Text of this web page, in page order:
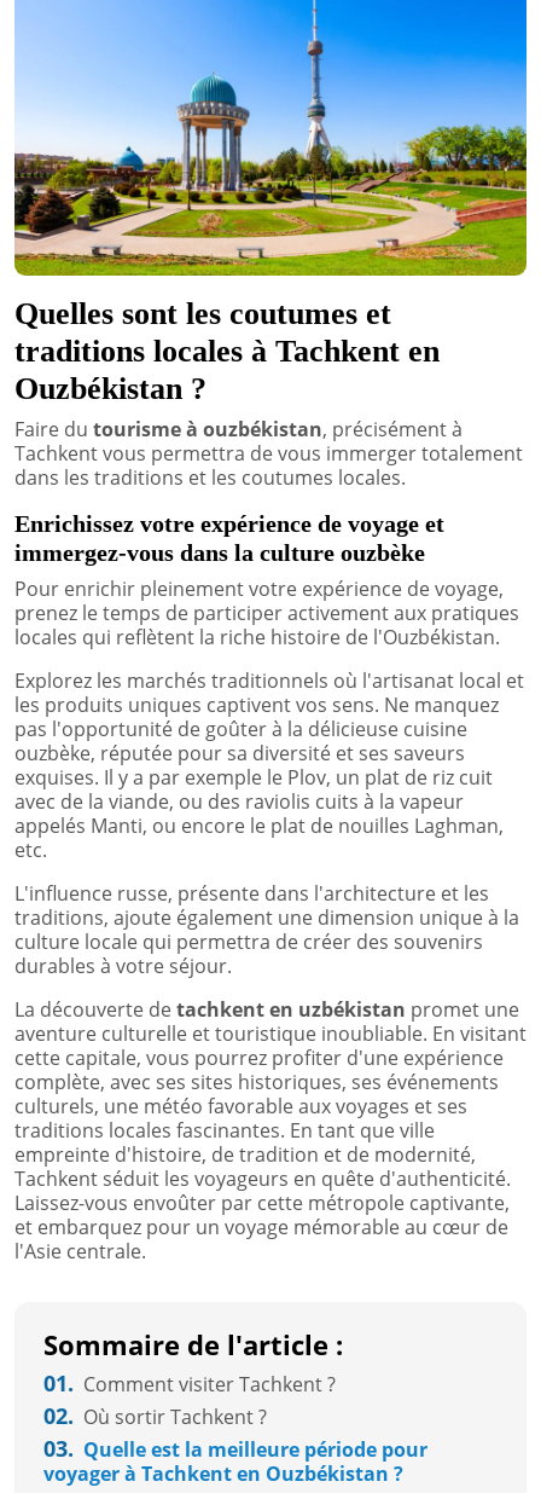
Quelles sont les coutumes et
traditions locales à Tachkent en
Ouzbékistan ?
Faire du tourisme à ouzbékistan, précisément à
Tachkent vous permettra de vous immerger totalement
dans les traditions et les coutumes locales.
Enrichissez votre expérience de voyage et
immergez-vous dans la culture ouzbèke
Pour enrichir pleinement votre expérience de voyage,
prenez le temps de participer activement aux pratiques
locales qui reflètent la riche histoire de l'Ouzbékistan.
Explorez les marchés traditionnels où l'artisanat local et
les produits uniques captivent vos sens. Ne manquez
pas l'opportunité de goûter à la délicieuse cuisine
ouzbèke, réputée pour sa diversité et ses saveurs
exquises. Il y a par exemple le Plov, un plat de riz cuit
avec de la viande, ou des raviolis cuits à la vapeur
appelés Manti, ou encore le plat de nouilles Laghman,
etc.
L'influence russe, présente dans l'architecture et les
traditions, ajoute également une dimension unique à la
culture locale qui permettra de créer des souvenirs
durables à votre séjour.
La découverte detachkent en uzbékistan promet une
aventure culturelle et touristique inoubliable. En visitant
cette capitale, vous pourrez profiter d'une expérience
complète, avec ses sites historiques, ses événements
culturels, une météo favorable aux voyages et ses
traditions locales fascinantes. En tant que ville
empreinte d'histoire, de tradition et de modernité,
Tachkent séduit les voyageurs en quête d'authenticité.
Laissez-vous envoûter par cette métropole captivante,
et embarquez pour un voyage mémorable au cœur de
l'Asie centrale.
Sommaire de l'article :
01. Comment visiter Tachkent ?
02. Où sortir Tachkent ?
03. Quelle est la meilleure période pour
voyager à Tachkent en Ouzbékistan ?